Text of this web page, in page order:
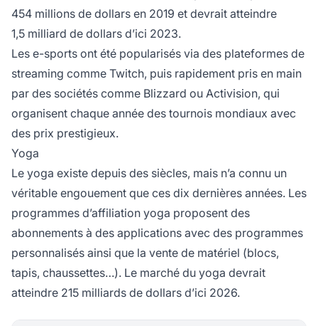
454 millions de dollars en 2019 et devrait atteindre
1,5 milliard de dollars d’ici 2023.
Les e-sports ont été popularisés via des plateformes de
streaming comme Twitch, puis rapidement pris en main
par des sociétés comme Blizzard ou Activision, qui
organisent chaque année des tournois mondiaux avec
des prix prestigieux.
Yoga
Le yoga existe depuis des siècles, mais n’a connu un
véritable engouement que ces dix dernières années. Les
programmes d’affiliation yoga proposent des
abonnements à des applications avec des programmes
personnalisés ainsi que la vente de matériel (blocs,
tapis, chaussettes…). Le marché du yoga devrait
atteindre 215 milliards de dollars d’ici 2026.